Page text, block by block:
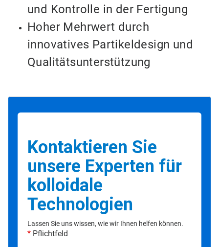
und Kontrolle in der Fertigung
Hoher Mehrwert durch
innovatives Partikeldesign und
Qualitätsunterstützung
Kontaktieren Sie
unsere Experten für
kolloidale
Technologien
Lassen Sie uns wissen, wie wir Ihnen helfen können.
* Pflichtfeld